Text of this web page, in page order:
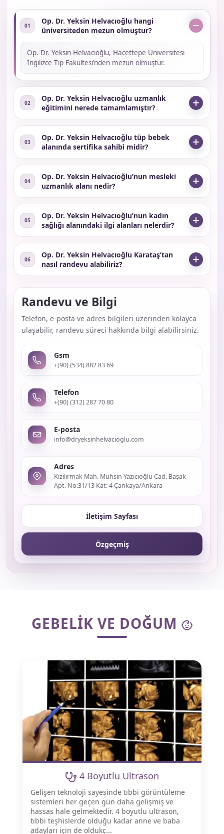
01
Op. Dr. Yeksin Helvacıoğlu hangi
üniversiteden mezun olmuştur?
Op. Dr. Yeksin Helvacıoğlu, Hacettepe Üniversitesi
İngilizce Tıp Fakültesi’nden mezun olmuştur.
02
Op. Dr. Yeksin Helvacıoğlu uzmanlık
eğitimini nerede tamamlamıştır?
03
Op. Dr. Yeksin Helvacıoğlu tüp bebek
alanında sertifika sahibi midir?
04
Op. Dr. Yeksin Helvacıoğlu’nun mesleki
uzmanlık alanı nedir?
05
Op. Dr. Yeksin Helvacıoğlu’nun kadın
sağlığı alanındaki ilgi alanları nelerdir?
06
Op. Dr. Yeksin Helvacıoğlu Karataş’tan
nasıl randevu alabiliriz?
Randevu ve Bilgi
Telefon, e-posta ve adres bilgileri üzerinden kolayca
ulaşabilir, randevu süreci hakkında bilgi alabilirsiniz.
Gsm
+(90) (534) 882 83 69
Telefon
+(90) (312) 287 70 80
E-posta
info@dryeksinhelvacioglu.com
Adres
Kızılırmak Mah. Muhsin Yazıcıoğlu Cad. Başak
Apt. No:31/13 Kat: 4 Çankaya/Ankara
İletişim Sayfası
Özgeçmiş
GEBELIK VE DOĞUM
4 Boyutlu Ultrason
Gelişen teknoloji sayesinde tıbbi görüntüleme
sistemleri her geçen gün daha gelişmiş ve
hassas hale gelmektedir. 4 boyutlu ultrason,
tıbbi teşhislerde olduğu kadar anne ve baba
adayları için de oldukç...